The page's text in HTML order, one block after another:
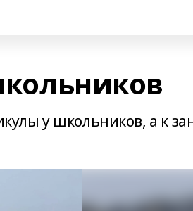
у школьников, а к